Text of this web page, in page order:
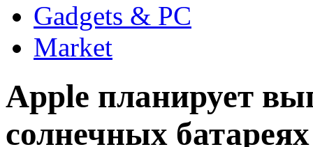
Gadgets & PC
Market
Apple планирует
солнечных батареях